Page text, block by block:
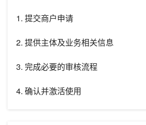
1. 提交商户申请
2. 提供主体及业务相关信息
3. 完成必要的审核流程
4. 确认并激活使用